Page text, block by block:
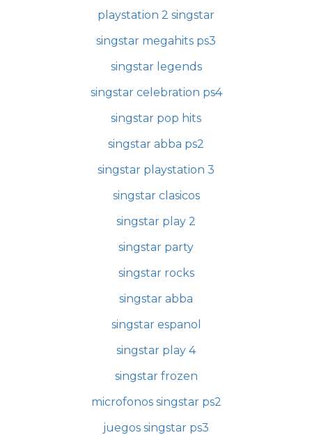
playstation 2 singstar
singstar megahits ps3
singstar legends
singstar celebration ps4
singstar pop hits
singstar abba ps2
singstar playstation 3
singstar clasicos
singstar play 2
singstar party
singstar rocks
singstar abba
singstar espanol
singstar play 4
singstar frozen
microfonos singstar ps2
juegos singstar ps3